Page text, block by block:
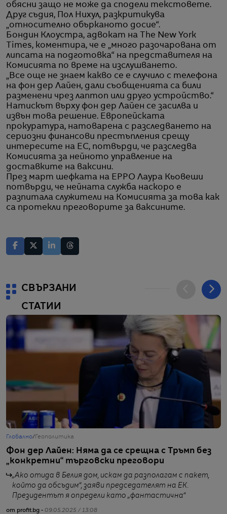
обясни защо не може да сподели текстовете.
Друг съдия, Пол Нихул, разкритикува
„относително обърканото досие“.
Бондин Клоустра, адвокат на The New York
Times, коментира, че е „много разочарована от
липсата на подготовка“ на представителя на
Комисията по време на изслушването.
„Все още не знаем какво се е случило с телефона
на фон дер Лайен, дали съобщенията са били
разменени чрез лаптоп или друго устройство.“
Натискът върху фон дер Лайен се засилва и
извън това решение. Европейската
прокуратура, натоварена с разследването на
сериозни финансови престъпления срещу
интересите на ЕС, потвърди, че разследва
Комисията за нейното управление на
доставките на ваксини.
През март шефката на EPPO Лаура Кьовеши
потвърди, че нейната служба наскоро е
разпитала служители на Комисията за това как
са протекли преговорите за ваксините.
СВЪРЗАНИ
СТАТИИ
Глобално/ Геополитика
Фон дер Лайен: Няма да се срещна с Тръмп без
„конкретни“ търговски преговори
„Ако отида в Белия дом, искам да разполагам с пакет,
който да обсъдим“, заяви председателят на ЕК.
Президентът я определи като „фантастична“
от profit.bg - 09.05.2025 / 13:08